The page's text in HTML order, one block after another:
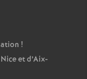
!
et d’Aix-